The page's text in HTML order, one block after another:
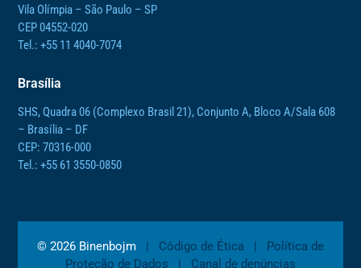
Vila Olímpia – São Paulo – SP
CEP 04552-020
Tel.: +55 11 4040-7074
Brasília
SHS, Quadra 06 (Complexo Brasil 21), Conjunto A, Bloco A/Sala 608
– Brasília – DF
CEP: 70316-000
Tel.: +55 61 3550-0850
© 2026 Binenbojm | Código de Ética |
Política de
Proteção de Dados
| Canal de denúncias